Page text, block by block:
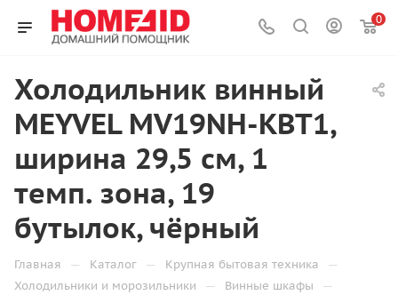
0
Холодильник винный
MEYVEL MV19NH-KBT1,
ширина 29,5 см, 1
темп. зона, 19
бутылок, чёрный
Главная — Каталог — Крупная бытовая техника —
Холодильники и морозильники — Винные шкафы —